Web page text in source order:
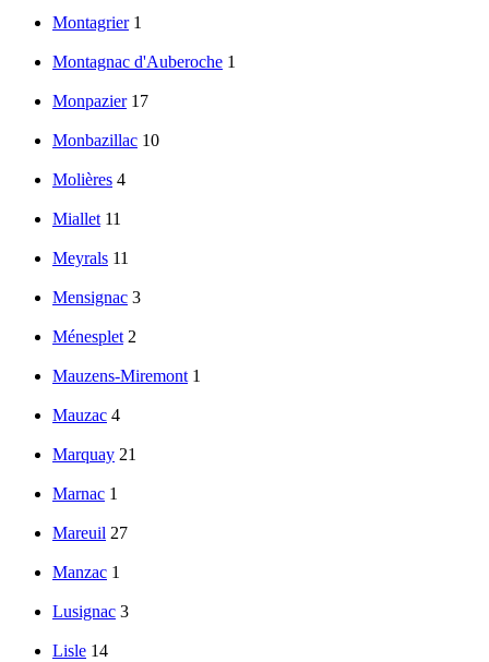
Montagrier 1
Montagnac d'Auberoche 1
Monpazier 17
Monbazillac 10
Molières 4
Miallet 11
Meyrals 11
Mensignac 3
Ménesplet 2
Mauzens-Miremont 1
Mauzac 4
Marquay 21
Marnac 1
Mareuil 27
Manzac 1
Lusignac 3
Lisle 14